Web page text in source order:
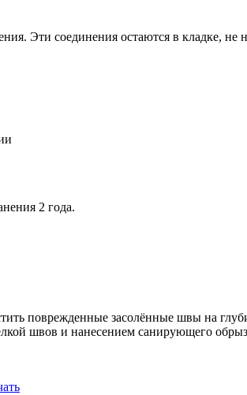
Эти соединения остаются в кладке, не
2 года.
поврежденные засолённые швы на
швов и нанесением санирующего